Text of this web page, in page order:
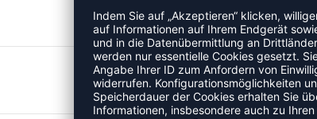
ZULETZT